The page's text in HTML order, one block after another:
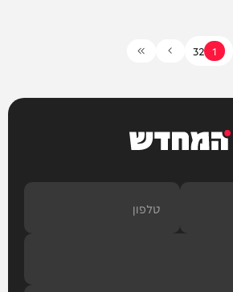
1
2
3
המחדש